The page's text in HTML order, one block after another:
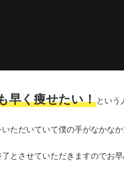
早く痩せたい！という
ただいていて僕の手がなかな
とさせていただきますのでお早